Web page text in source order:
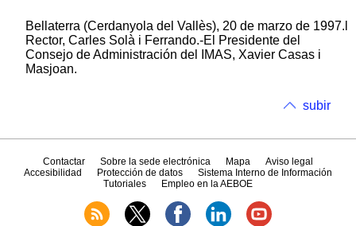
Bellaterra (Cerdanyola del Vallès), 20 de marzo de 1997.l
Rector, Carles Solà i Ferrando.-El Presidente del
Consejo de Administración del IMAS, Xavier Casas i
Masjoan.
subir
Contactar Sobre la sede electrónica Mapa
Aviso legal
Accesibilidad
Protección de datos
Sistema Interno de Información
Tutoriales
Empleo en la AEBOE